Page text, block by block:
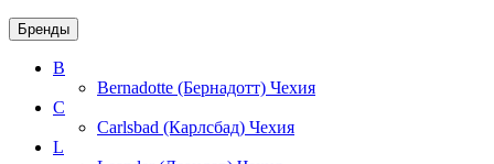
Бренды
B
Bernadotte (Бернадотт) Чехия
C
Carlsbad (Карлсбад) Чехия
L